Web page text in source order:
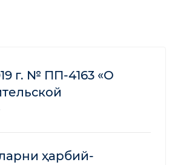
г. № ПП-4163 «О
ҳарбий-